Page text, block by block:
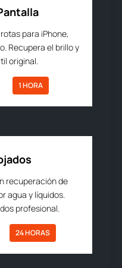
para iPhone,
Recupera el brillo y
original.
1 HORA
recuperación de
agua y líquidos.
profesional.
24 HORAS